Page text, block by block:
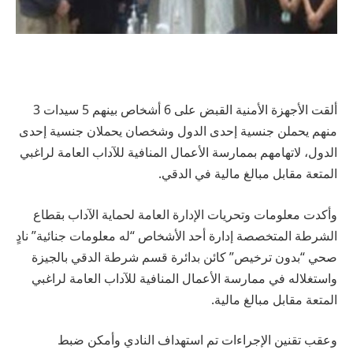
ألقت الأجهزة الأمنية القبض على 6 أشخاص بينهم 5 سيدات 3
منهم يحملن جنسية إحدى الدول وشخصان يحملان جنسية إحدى
الدول، لاتهامهم بممارسة الأعمال المنافية للآداب العامة لراغبي
المتعة مقابل مبالغ مالية في الدقي.
وأكدت معلومات وتحريات الإدارة العامة لحماية الآداب بقطاع
الشرطة المتخصصة إدارة أحد الأشخاص “له معلومات جنائية” نادٍ
صحي “بدون ترخيص” كائن بدائرة قسم شرطة الدقي بالجيزة
واستغلاله في ممارسة الأعمال المنافية للآداب العامة لراغبي
المتعة مقابل مبالغ مالية.
وعقب تقنين الإجراءات تم استهداف النادي وأمكن ضبط